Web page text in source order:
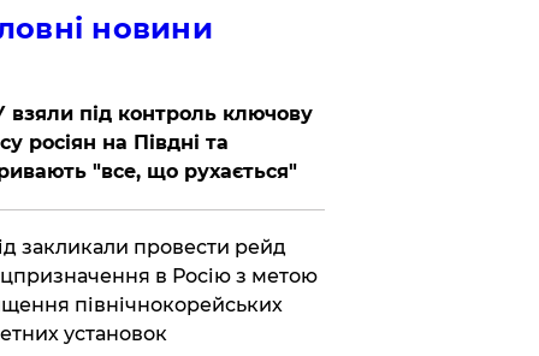
новини
взяли під контроль ключову
росіян на Півдні та
"все, що рухається"
закликали провести рейд
в Росію з метою
північнокорейських
установок